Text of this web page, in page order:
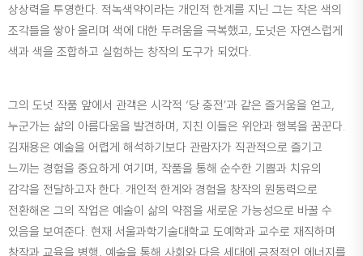
상상력을 투영한다. 적녹색약이라는 개인적 한계를 지닌 그는 작은 색의
조각들을 쌓아 올리며 색에 대한 두려움을 극복했고, 도넛은 자연스럽게
색과 색을 조합하고 실험하는 창작의 도구가 되었다.
그의 도넛 작품 앞에서 관객은 시각적 ‘당 충전’과 같은 즐거움을 얻고,
누군가는 삶의 아름다움을 발견하며, 지친 이들은 위안과 행복을 꿈꾼다.
김재용은 예술을 어렵게 해석하기보다 관람자가 직관적으로 즐기고
느끼는 경험을 중요하게 여기며, 작품을 통해 순수한 기쁨과 치유의
감각을 전달하고자 한다. 개인적 한계와 경험을 창작의 원동력으로
전환해온 그의 작업은 예술이 삶의 약점을 새로운 가능성으로 바꿀 수
있음을 보여준다. 현재 서울과학기술대학교 도예학과 교수로 재직하며
창작과 교육을 병행, 예술을 통해 사회와 다음 세대에 긍정적인 에너지를